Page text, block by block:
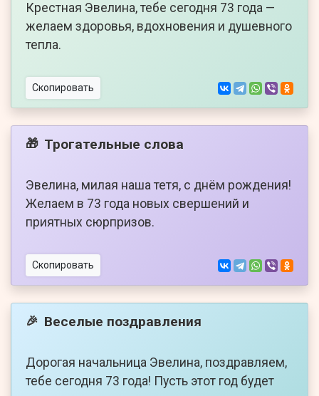
Крестная Эвелина, тебе сегодня 73 года —
желаем здоровья, вдохновения и душевного
тепла.
Скопировать
🎁 Трогательные слова
Эвелина, милая наша тетя, с днём рождения!
Желаем в 73 года новых свершений и
приятных сюрпризов.
Скопировать
🎉 Веселые поздравления
Дорогая начальница Эвелина, поздравляем,
тебе сегодня 73 года! Пусть этот год будет